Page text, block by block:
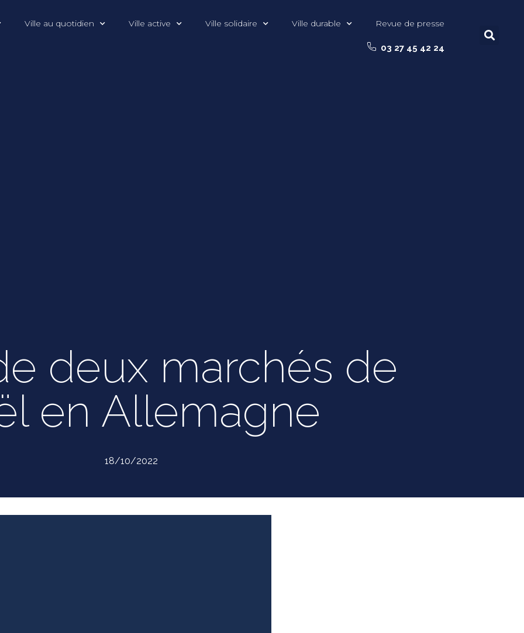
Ville au quotidien Ville active Ville solidaire Ville durable Revue de presse
03 27 45 42 24
deux marchés de
en Allemagne
18/10/2022